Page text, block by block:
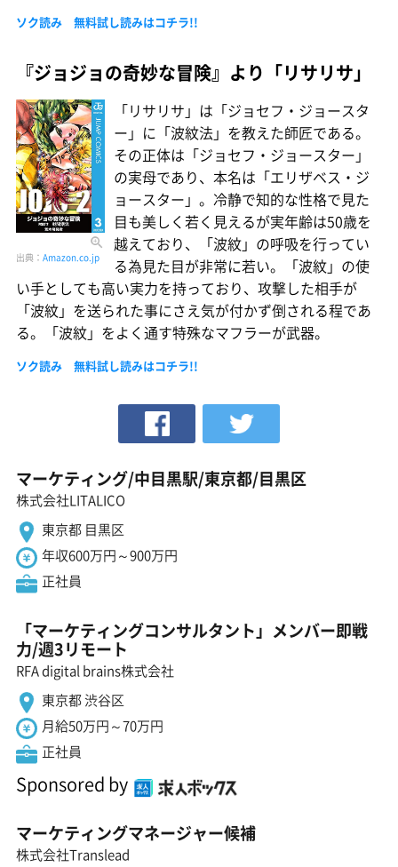
ソク読み 無料試し読みはコチラ!!
『ジョジョの奇妙な冒険』より「リサリサ」
出典： Amazon.co.jp
「リサリサ」は「ジョセフ・ジョースタ
ー」に「波紋法」を教えた師匠である。
その正体は「ジョセフ・ジョースター」
の実母であり、本名は「エリザベス・ジ
ョースター」。冷静で知的な性格で見た
目も美しく若く見えるが実年齢は50歳を
越えており、「波紋」の呼吸を行ってい
る為見た目が非常に若い。「波紋」の使
い手としても高い実力を持っており、攻撃した相手が
「波紋」を送られた事にさえ気が付かず倒される程であ
る。「波紋」をよく通す特殊なマフラーが武器。
ソク読み 無料試し読みはコチラ!!
マーケティング/中目黒駅/東京都/目黒区
株式会社LITALICO
東京都 目黒区
年収600万円～900万円
正社員
「マーケティングコンサルタント」メンバー即戦
力/週3リモート
RFA digital brains株式会社
東京都 渋谷区
月給50万円～70万円
正社員
Sponsored by
マーケティングマネージャー候補
株式会社Translead